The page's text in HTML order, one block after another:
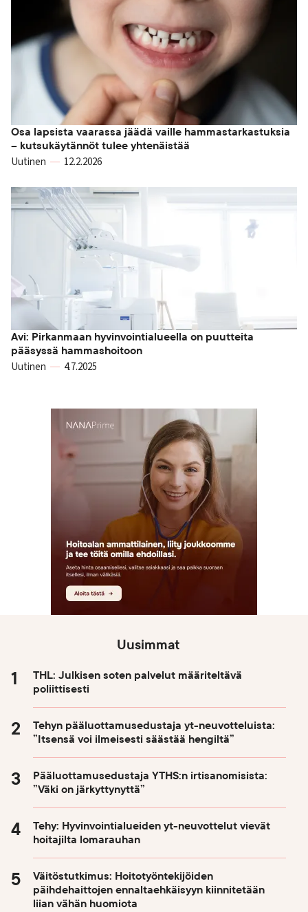
Osa lapsista vaarassa jäädä vaille hammastarkastuksia
– kutsukäytännöt tulee yhtenäistää
Uutinen 12.2.2026
Avi: Pirkanmaan hyvinvointialueella on puutteita
pääsyssä hammashoitoon
Uutinen 4.7.2025
Uusimmat
THL: Julkisen soten palvelut määriteltävä
poliittisesti
Tehyn pääluottamusedustaja yt-neuvotteluista:
”Itsensä voi ilmeisesti säästää hengiltä”
Pääluottamusedustaja YTHS:n irtisanomisista:
”Väki on järkyttynyttä”
Tehy: Hyvinvointialueiden yt-neuvottelut vievät
hoitajilta lomarauhan
Väitöstutkimus: Hoitotyöntekijöiden
päihdehaittojen ennaltaehkäisyyn kiinnitetään
liian vähän huomiota